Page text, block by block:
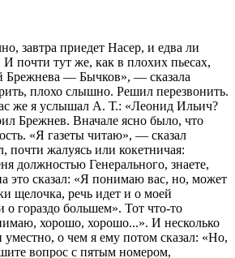
завтра приедет Насер, и едва ли
почти тут же, как в плохих пьесах,
Брежнева — Бычков», — сказала
плохо слышно. Решил перезвонить.
же я услышал А. Т.: «Леонид Ильич?
Брежнев. Вначале ясно было, что
«Я газеты читаю», — сказал
почти жалуясь или кокетничая:
должностью Генерального, знаете,
это сказал: «Я понимаю вас, но, может
щелочка, речь идет и о моей
о гораздо большем». Тот что-то
хорошо, хорошо...». И несколько
о чем я ему потом сказал: «Но,
вопрос с пятым номером,